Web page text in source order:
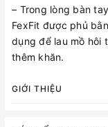
– Trong lòng bàn
FexFit được phủ
dụng để lau mồ hôi
thêm khăn.
GIỚI THIỆU